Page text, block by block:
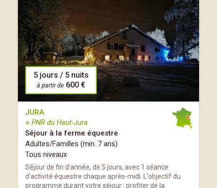
5 jours / 5 nuits
à partir de 600 €
JURA
※ PNR du Haut-Jura
Séjour à la ferme équestre
Adultes/Familles (min. 7 ans)
Tous niveaux
Séjour de fin d'année, de 5 jours, avec 1 séance
d'activité équestre chaque après-midi. L'objectif du
programme durant votre séjour : profiter de la